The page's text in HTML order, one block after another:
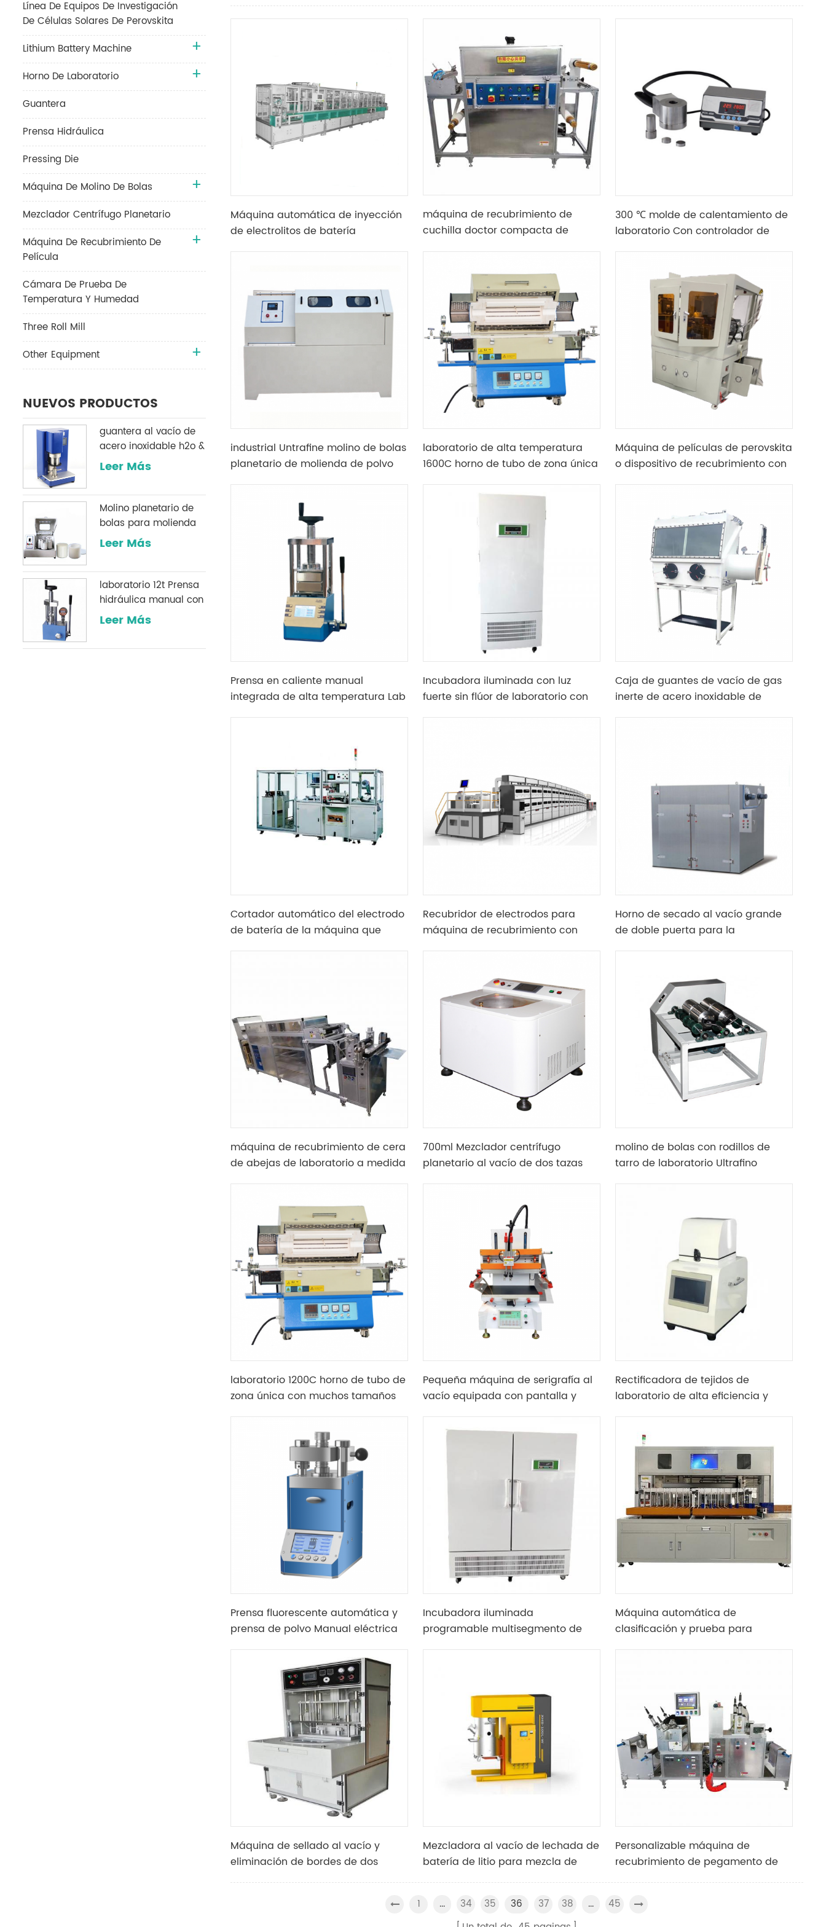
Máquina automática de inyección
de electrolitos de batería
máquina de recubrimiento de
cuchilla doctor compacta de
300 ℃ molde de calentamiento de
laboratorio Con controlador de
industrial Untrafine molino de bolas
planetario de molienda de polvo
laboratorio de alta temperatura
1600C horno de tubo de zona única
Máquina de películas de perovskita
o dispositivo de recubrimiento con
Prensa en caliente manual
integrada de alta temperatura Lab
Incubadora iluminada con luz
fuerte sin flúor de laboratorio con
Caja de guantes de vacío de gas
inerte de acero inoxidable de
Cortador automático del electrodo
de batería de la máquina que
Recubridor de electrodos para
máquina de recubrimiento con
Horno de secado al vacío grande
de doble puerta para la
máquina de recubrimiento de cera
de abejas de laboratorio a medida
700ml Mezclador centrífugo
planetario al vacío de dos tazas
molino de bolas con rodillos de
tarro de laboratorio Ultrafino
laboratorio 1200C horno de tubo de
zona única con muchos tamaños
Pequeña máquina de serigrafía al
vacío equipada con pantalla y
Rectificadora de tejidos de
laboratorio de alta eficiencia y
Prensa fluorescente automática y
prensa de polvo Manual eléctrica
Incubadora iluminada
programable multisegmento de
Máquina automática de
clasificación y prueba para
Máquina de sellado al vacío y
eliminación de bordes de dos
Mezcladora al vacío de lechada de
batería de litio para mezcla de
Personalizable máquina de
recubrimiento de pegamento de
1 ... 34 35 36 37 38 ...
45
Línea De Equipos De Investigación
De Células Solares De Perovskita
Lithium Battery Machine
Horno De Laboratorio
Guantera
Prensa Hidráulica
Pressing Die
Máquina De Molino De Bolas
Mezclador Centrífugo Planetario
Máquina De Recubrimiento De
Película
Cámara De Prueba De
Temperatura Y Humedad
Three Roll Mill
Other Equipment
NUEVOS PRODUCTOS
guantera al vacío de
acero inoxidable h2o &
O2 sistema de
Leer Más
Molino planetario de
bolas para molienda
de polvo
Leer Más
laboratorio 12t Prensa
hidráulica manual con
un manómetro digital
utilizado en
Leer Más